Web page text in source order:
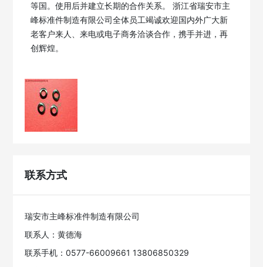
等国。使用后并建立长期的合作关系。 浙江省瑞安市主
峰标准件制造有限公司全体员工竭诚欢迎国内外广大新
老客户来人、来电或电子商务洽谈合作，携手并进，再
创辉煌。
联系方式
瑞安市主峰标准件制造有限公司
联系人：黄德海
联系手机：0577-66009661 13806850329